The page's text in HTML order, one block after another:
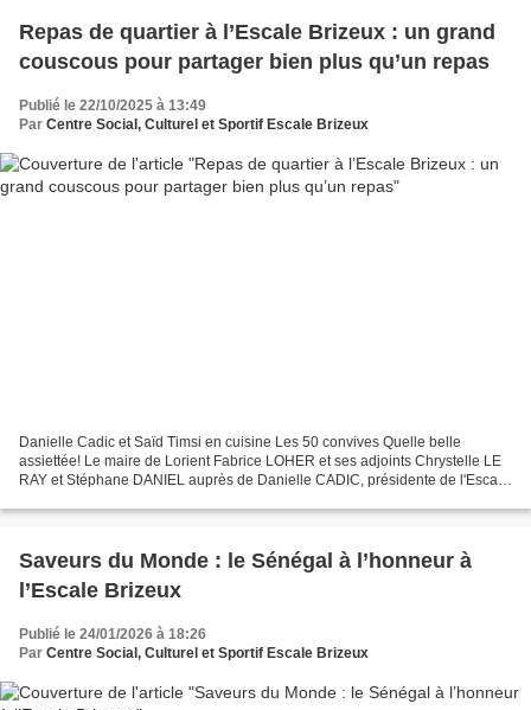
Repas de quartier à l’Escale Brizeux : un grand
couscous pour partager bien plus qu’un repas
Publié le 22/10/2025 à 13:49
Par Centre Social, Culturel et Sportif Escale Brizeux
Danielle Cadic et Saïd Timsi en cuisine Les 50 convives Quelle belle
assiettée! Le maire de Lorient Fabrice LOHER et ses adjoints Chrystelle LE
RAY et Stéphane DANIEL auprès de Danielle CADIC, présidente de l'Escale
Saveurs du Monde : le Sénégal à l’honneur à
l’Escale Brizeux
Publié le 24/01/2026 à 18:26
Par Centre Social, Culturel et Sportif Escale Brizeux